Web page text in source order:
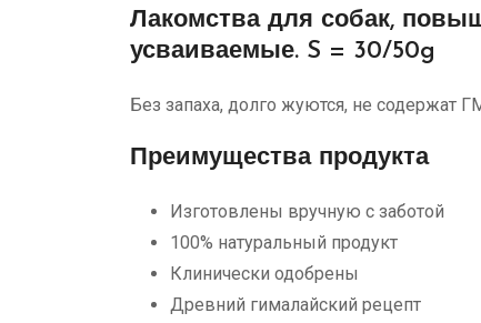
Лакомства для собак,
усваиваемые. S = 30/50g
Без запаха, долго жуются, не содержат
Преимущества продукта
Изготовлены вручную с заботой
100% натуральный продукт
Клинически одобрены
Древний гималайский рецепт